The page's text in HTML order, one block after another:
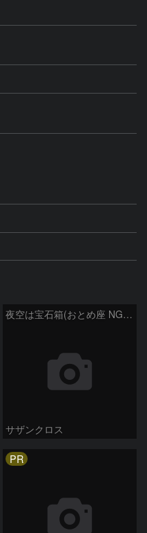
夜空は宝石箱(おとめ座 NGC5746) Seestar50
サザンクロス
PR